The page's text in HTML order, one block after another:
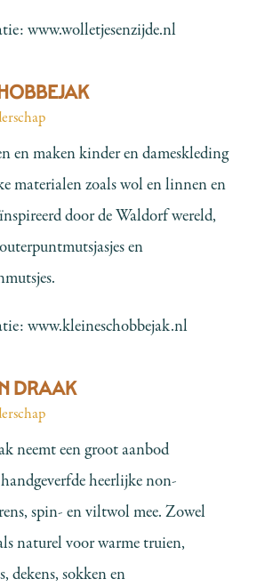
www.wolletjesenzijde.nl
en maken kinder en dameskleding
materialen zoals wol en linnen en
door de Waldorf wereld,
en
www.kleineschobbejak.nl
DRAAK
neemt een groot aanbod
heerlijke non-
spin- en viltwol mee. Zowel
naturel voor warme truien,
dekens, sokken en